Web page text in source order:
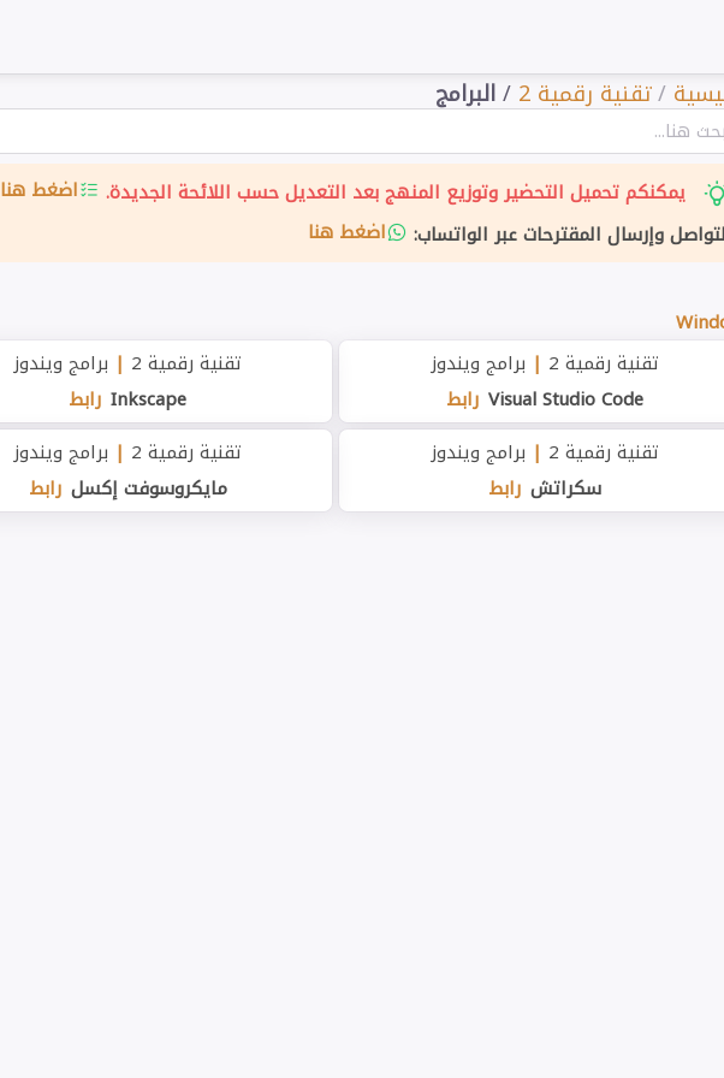
/تقنية رقمية 2 /البرامج
يمكنكم تحميل التحضير وتوزيع المنهج بعد التعديل حسب اللائحة الجديدة.
اضغط هنا
وإرسال المقترحات عبر الواتساب:
اضغط هنا
تقنية رقمية 2
| برامج ويندوز
Visual Studio Code رابط
تقنية رقمية 2 | برامج ويندوز
Inkscape رابط
تقنية رقمية 2
| برامج ويندوز
سكراتش رابط
تقنية رقمية 2 | برامج ويندوز
مايكروسوفت إكسل رابط